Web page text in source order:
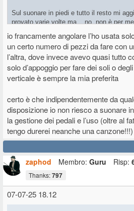
Sul suonare in piedi e tutto il resto mi
provato varie volte ma... no, non è per
intriga e qualche volta l'ho usata.
io francamente angolare l’ho usata
un certo numero di pezzi da fare con
l’altra, dove invece avevo quasi tutto
solo d’appoggio per fare dei soli o
verticale è sempre la mia preferita
certo è che indipendentemente da
disposizione io non riesco a suonare
la gestione dei pedali e l’uso (oltre al
tengo durerei neanche una canzone!!!)
zaphod
Membro: Guru Risp:
Thanks:797
07-07-25 18.12